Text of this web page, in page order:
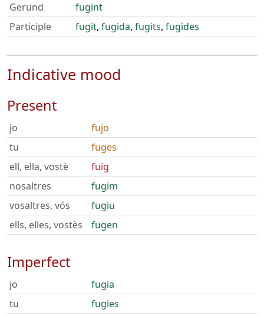
Gerund
fugint
Participle
fugit, fugida, fugits, fugides
Indicative mood
Present
jo
fujo
tu
fuges
ell, ella, vostè
fuig
nosaltres
fugim
vosaltres, vós
fugiu
ells, elles, vostès
fugen
Imperfect
jo
fugia
tu
fugies